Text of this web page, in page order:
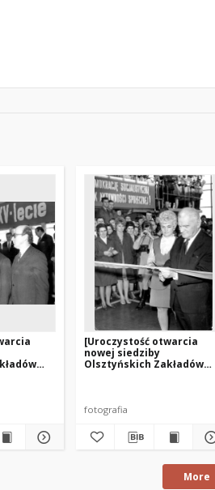
[Uroczystość otwarcia
nowej siedziby
Olsztyńskich Zakładów
fotografia
More